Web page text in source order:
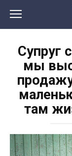
контенту
Супруг
мы
там